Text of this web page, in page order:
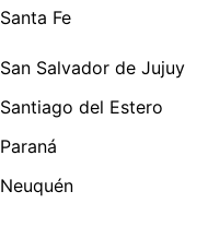
Santa Fe
San Salvador de Jujuy
Santiago del Estero
Paraná
Neuquén